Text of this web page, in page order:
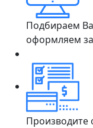
Подбираем
оформляем
Производите